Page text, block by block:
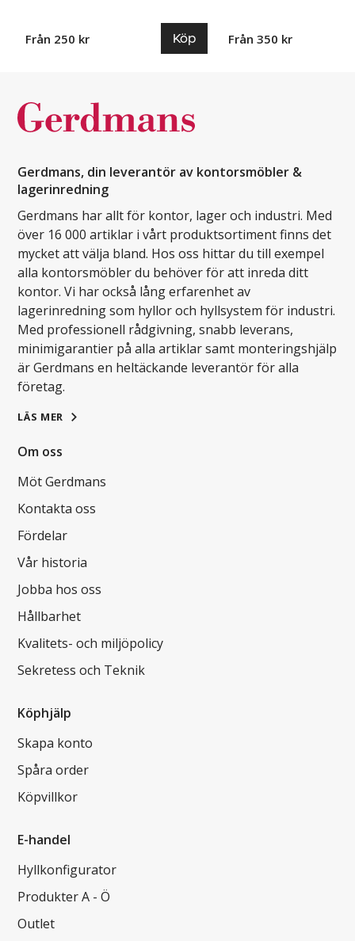
Från 250 kr Köp Från 350 kr
Gerdmans, din leverantör av kontorsmöbler &
lagerinredning
Gerdmans har allt för kontor, lager och industri. Med
över 16 000 artiklar i vårt produktsortiment finns det
mycket att välja bland. Hos oss hittar du till exempel
alla kontorsmöbler du behöver för att inreda ditt
kontor. Vi har också lång erfarenhet av
lagerinredning som hyllor och hyllsystem för industri.
Med professionell rådgivning, snabb leverans,
minimigarantier på alla artiklar samt monteringshjälp
är Gerdmans en heltäckande leverantör för alla
företag.
LÄS MER
Om oss
Möt Gerdmans
Kontakta oss
Fördelar
Vår historia
Jobba hos oss
Hållbarhet
Kvalitets- och miljöpolicy
Sekretess och Teknik
Köphjälp
Skapa konto
Spåra order
Köpvillkor
E-handel
Hyllkonfigurator
Produkter A - Ö
Outlet